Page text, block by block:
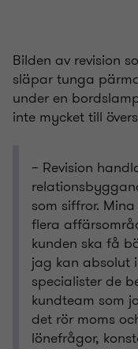
Bilden av revision
släpar tunga
under en
inte mycket till
– Revision
som siffror.
flera
kunden ska få
jag kan absolut
specialister de
kundteam som
det rör moms
lönefrågor,